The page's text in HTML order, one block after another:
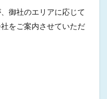
御社のエリアに応じて
をご案内させていただ